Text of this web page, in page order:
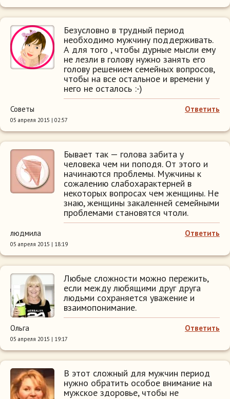
Безусловно в трудный период
необходимо мужчину поддерживать.
А для того , чтобы дурные мысли ему
не лезли в голову нужно занять его
голову решением семейных вопросов,
чтобы на все остальное и времени у
него не осталось :-)
Ответить
Советы
05 апреля 2015 | 02:57
Бывает так — голова забита у
человека чем ни поподя. От этого и
начинаются проблемы. Мужчины к
сожалению слабохарактерней в
некоторых вопросах чем женщины. Не
знаю, женщины закаленней семейными
проблемами становятся чтоли.
Ответить
людмила
05 апреля 2015 | 18:19
Любые сложности можно пережить,
если между любящими друг друга
людьми сохраняется уважение и
взаимопонимание.
Ответить
Ольга
05 апреля 2015 | 19:17
В этот сложный для мужчин период
нужно обратить особое внимание на
мужское здоровье, чтобы не